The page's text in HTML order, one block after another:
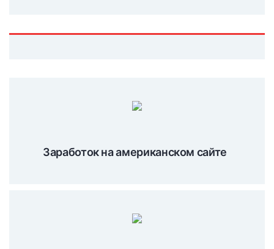
Заработок на американском сайте